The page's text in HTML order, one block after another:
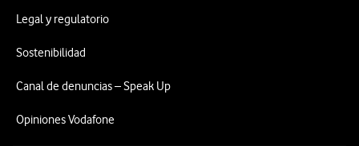
Legal y regulatorio
Sostenibilidad
Canal de denuncias – Speak Up
Opiniones Vodafone